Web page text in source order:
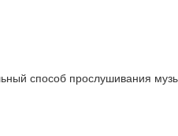
способ прослушивания